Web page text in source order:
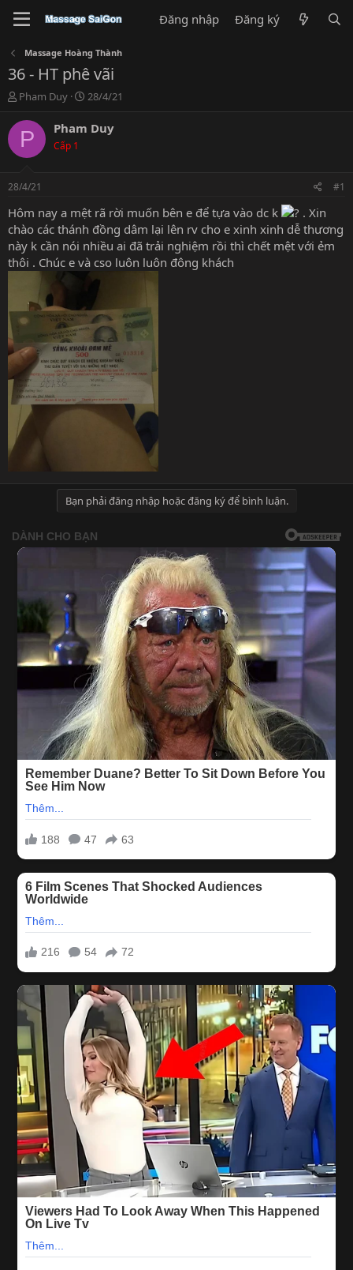
Đăng nhập Đăng ký
Massage Hoàng Thành
36 - HT phê vãi
T
r
a
s
t
a
t
e
r
Pham Duy
N
à
28/4/21
P Pham Duy
Cấp 1
28/4/21 #1
Hôm nay a mệt rã rời muốn bên e để tựa vào dc k
. Xin
chào các thánh đồng dâm lại lên rv cho e xinh xinh dễ thương
này k cần nói nhiều ai đã trải nghiệm rồi thì chết mệt với ẻm
thôi . Chúc e và cso luôn luôn đông khách
Bạn phải đăng nhập hoặc đăng ký để bình luận.